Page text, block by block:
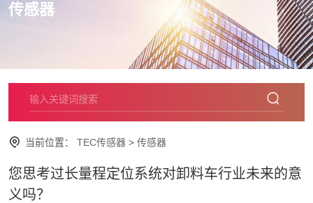
传感器
当前位置： TEC传感器 > 传感器
您思考过长量程定位系统对卸料车行业未来的意
义吗？